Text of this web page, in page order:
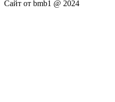
Сайт от bmb1 @ 2024